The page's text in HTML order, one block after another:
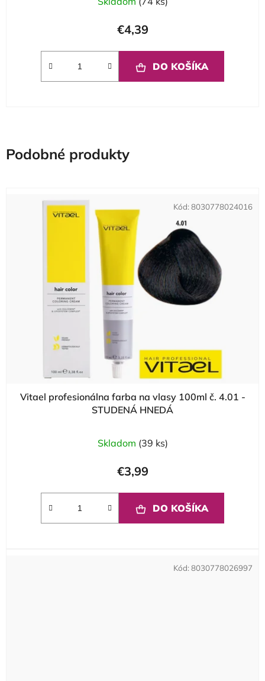
€4,39
DO KOŠÍKA
Podobné produkty
Vitael profesionálna farba na vlasy 100ml č. 4.01 -
STUDENÁ HNEDÁ
Skladom (39 ks)
€3,99
DO KOŠÍKA
Kód: 8030778024016
Kód:8030778026997